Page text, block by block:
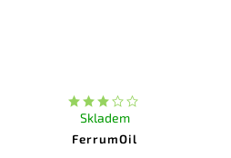
FerrumOil
Skladem